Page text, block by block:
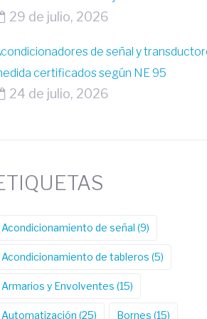
29 de julio, 2026
de señal y
certificados según NE 95
24 de julio, 2026
Acondicionamiento de señal (9)
Acondicionamiento de tableros (5)
Armarios y Envolventes (15)
Automatización (25) Bornes (15)